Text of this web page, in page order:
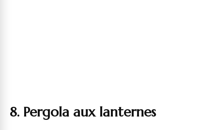
8. Pergola aux lanternes